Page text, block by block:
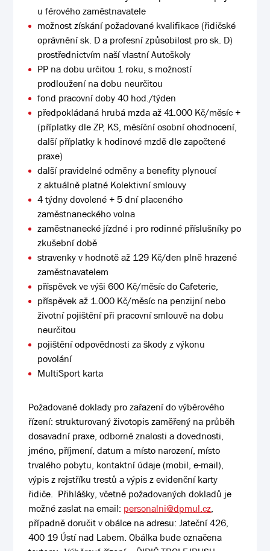
u férového zaměstnavatele
možnost získání požadované kvalifikace (řidičské
oprávnění sk. D a profesní způsobilost pro sk. D)
prostřednictvím naší vlastní Autoškoly
PP na dobu určitou 1 roku, s možností
prodloužení na dobu neurčitou
fond pracovní doby 40 hod./týden
předpokládaná hrubá mzda až 41.000 Kč/měsíc +
(příplatky dle ZP, KS, měsíční osobní ohodnocení,
další příplatky k hodinové mzdě dle započtené
praxe)
další pravidelné odměny a benefity plynoucí
z aktuálně platné Kolektivní smlouvy
4 týdny dovolené + 5 dní placeného
zaměstnaneckého volna
zaměstnanecké jízdné i pro rodinné příslušníky po
zkušební době
stravenky v hodnotě až 129 Kč/den plně hrazené
zaměstnavatelem
příspěvek ve výši 600 Kč/měsíc do Cafeterie,
příspěvek až 1.000 Kč/měsíc na penzijní nebo
životní pojištění při pracovní smlouvě na dobu
neurčitou
pojištění odpovědnosti za škody z výkonu
povolání
MultiSport karta
Požadované doklady pro zařazení do výběrového
řízení: strukturovaný životopis zaměřený na průběh
dosavadní praxe, odborné znalosti a dovednosti,
jméno, příjmení, datum a místo narození, místo
trvalého pobytu, kontaktní údaje (mobil, e-mail),
výpis z rejstříku trestů a výpis z evidenční karty
řidiče. Přihlášky, včetně požadovaných dokladů je
možné zaslat na email: personalni@dpmul.cz,
případně doručit v obálce na adresu: Jateční 426,
400 19 Ústí nad Labem. Obálka bude označena